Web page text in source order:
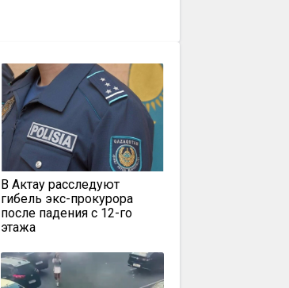
В Актау расследуют
гибель экс-прокурора
после падения с 12-го
этажа